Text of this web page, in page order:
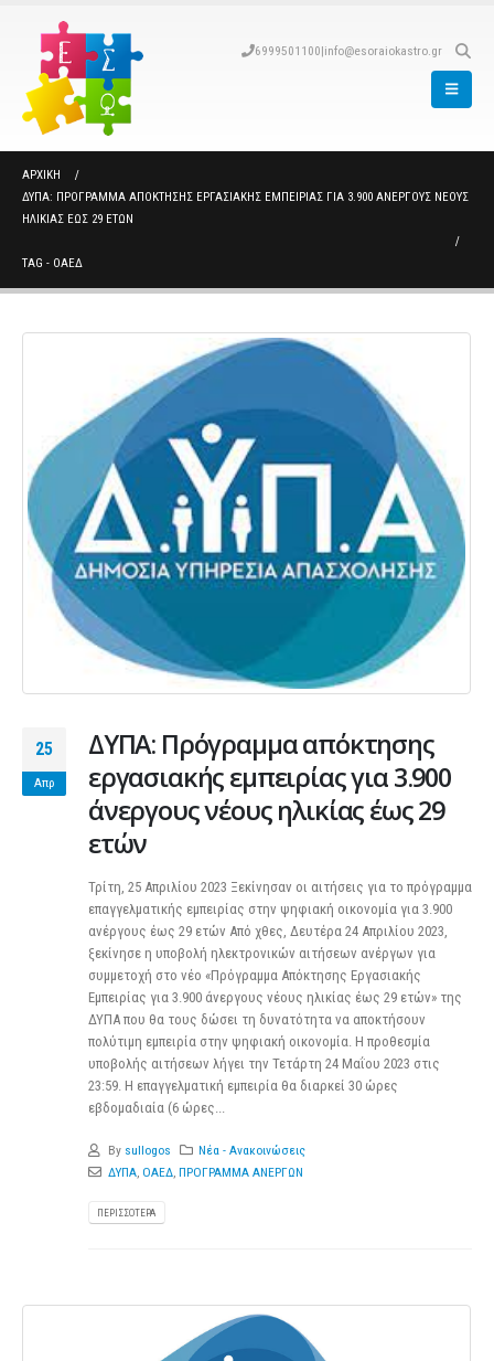
6999501100|info@esoraiokastro.gr
ΑΡΧΙΚΉ
ΔΥΠΑ: ΠΡΌΓΡΑΜΜΑ ΑΠΌΚΤΗΣΗΣ ΕΡΓΑΣΙΑΚΉΣ ΕΜΠΕΙΡΊΑΣ ΓΙΑ 3.900 ΆΝΕΡΓΟΥΣ ΝΈΟΥΣ
ΗΛΙΚΊΑΣ ΈΩΣ 29 ΕΤΏΝ
TAG - ΟΑΕΔ
25
Απρ
ΔΥΠΑ: Πρόγραμμα απόκτησης
εργασιακής εμπειρίας για 3.900
άνεργους νέους ηλικίας έως 29
ετών
Τρίτη, 25 Απριλίου 2023 Ξεκίνησαν οι αιτήσεις για το πρόγραμμα
επαγγελματικής εμπειρίας στην ψηφιακή οικονομία για 3.900
ανέργους έως 29 ετών Από χθες, Δευτέρα 24 Απριλίου 2023,
ξεκίνησε η υποβολή ηλεκτρονικών αιτήσεων ανέργων για
συμμετοχή στο νέο «Πρόγραμμα Απόκτησης Εργασιακής
Εμπειρίας για 3.900 άνεργους νέους ηλικίας έως 29 ετών» της
ΔΥΠΑ που θα τους δώσει τη δυνατότητα να αποκτήσουν
πολύτιμη εμπειρία στην ψηφιακή οικονομία. Η προθεσμία
υποβολής αιτήσεων λήγει την Τετάρτη 24 Μαΐου 2023 στις
23:59. Η επαγγελματική εμπειρία θα διαρκεί 30 ώρες
εβδομαδιαία (6 ώρες...
By sullogos
Νέα - Ανακοινώσεις
ΔΥΠΑ, ΟΑΕΔ, ΠΡΟΓΡΑΜΜΑ ΑΝΕΡΓΩΝ
ΠΕΡΙΣΣΌΤΕΡΑ